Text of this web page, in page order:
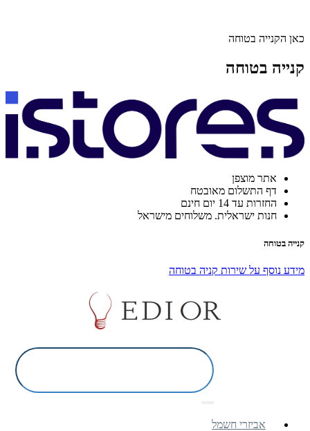
כאן הקנייה בטוחה
קנייה בטוחה
אתר מוצפן
דף התשלום מאובטח
החזרות עד 14 יום חינם
חנות ישראלית. משלוחים מישראל
קנייה בטוחה
מידע נוסף על שירות קניה בטוחה
אביזרי חשמל